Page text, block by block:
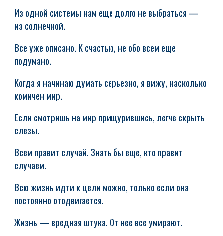
Из одной системы нам еще долго не выбраться —
из солнечной.
Все уже описано. К счастью, не обо всем еще
подумано.
Когда я начинаю думать серьезно, я вижу, насколько
комичен мир.
Если смотришь на мир прищурившись, легче скрыть
слезы.
Всем правит случай. Знать бы еще, кто правит
случаем.
Всю жизнь идти к цели можно, только если она
постоянно отодвигается.
Жизнь — вредная штука. От нее все умирают.